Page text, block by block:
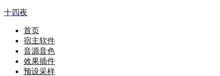
十四夜
首页
宿主软件
音源音色
效果插件
预设采样